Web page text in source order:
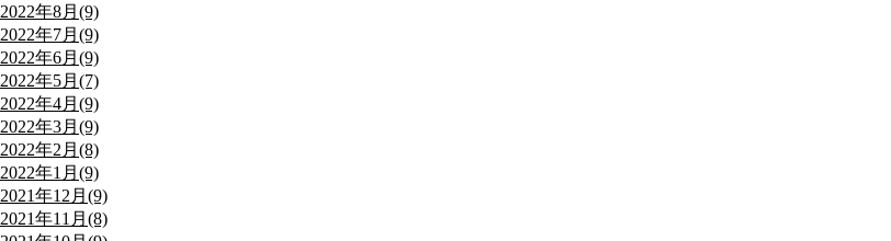
2022年8月(9)
2022年7月(9)
2022年6月(9)
2022年5月(7)
2022年4月(9)
2022年3月(9)
2022年2月(8)
2022年1月(9)
2021年12月(9)
2021年11月(8)